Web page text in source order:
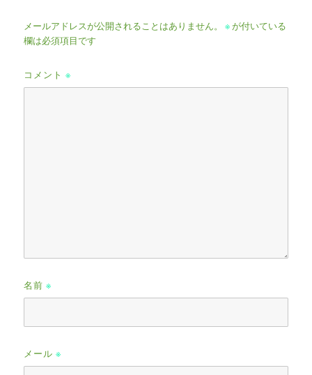
メールアドレスが公開されることはありません。 ※が付いている
欄は必須項目です
コメント※
名前※
メール※